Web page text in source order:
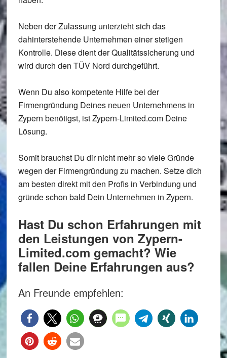
Neben der Zulassung unterzieht sich das
dahinterstehende Unternehmen einer stetigen
Kontrolle. Diese dient der Qualitätssicherung und
wird durch den TÜV Nord durchgeführt.
Wenn Du also kompetente Hilfe bei der
Firmengründung Deines neuen Unternehmens in
Zypern benötigst, ist Zypern-Limited.com Deine
Lösung.
Somit brauchst Du dir nicht mehr so viele Gründe
wegen der Firmengründung zu machen. Setze dich
am besten direkt mit den Profis in Verbindung und
gründe schon bald Dein Unternehmen in Zypern.
Hast Du schon Erfahrungen mit
den Leistungen von Zypern-
Limited.com gemacht? Wie
fallen Deine Erfahrungen aus?
An Freunde empfehlen: